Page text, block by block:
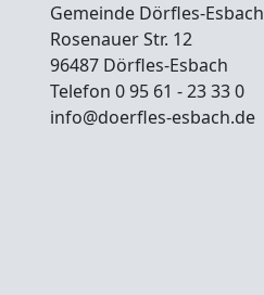
Gemeinde Dörfles-Esbach
Rosenauer Str. 12
96487 Dörfles-Esbach
Telefon 0 95 61 - 23 33 0
info@doerfles-esbach.de